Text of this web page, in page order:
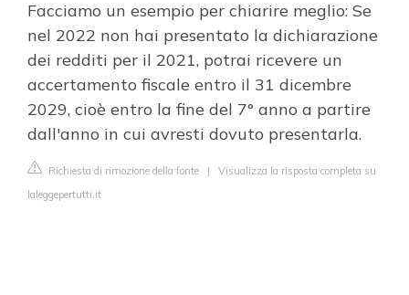
Facciamo un esempio per chiarire meglio: Se
nel 2022 non hai presentato la dichiarazione
dei redditi per il 2021, potrai ricevere un
accertamento fiscale entro il 31 dicembre
2029, cioè entro la fine del 7° anno a partire
dall'anno in cui avresti dovuto presentarla.
Richiesta di rimozione della fonte | Visualizza la risposta completa su
laleggepertutti.it